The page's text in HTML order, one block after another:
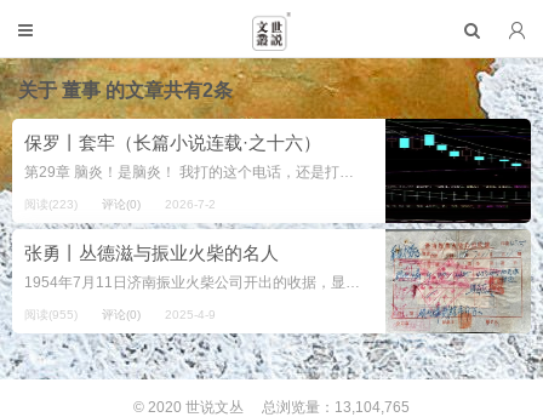
关于董事的文章共有2条
保罗丨套牢（长篇小说连载·之十六）
第29章 脑炎！是脑炎！ 我打的这个电话，还是打给唐皇，还是叫他打一万块钱。电话里，唐皇二话没说，直接说“好，我马上！”没有丝毫犹豫。 不过唐皇那天也不爽，又说起股票，说，“唉，钱坤，又跌啦！一开盘，我那个软塌塌...
阅读(223) 评论(0) 2026-7-2
张勇丨丛德滋与振业火柴的名人
1954年7月11日济南振业火柴公司开出的收据，显示其时的经理为丛德滋。同年10月24日的另一份收据，公司经理的印章已改作朱文华。据悉，朱文华，又名朱国彩，他与蔡吉庭（又名蔡长禧）是1928年良弼小学...
阅读(955) 评论(0) 2025-4-9
© 2020 世说文丛 总浏览量：13,104,765